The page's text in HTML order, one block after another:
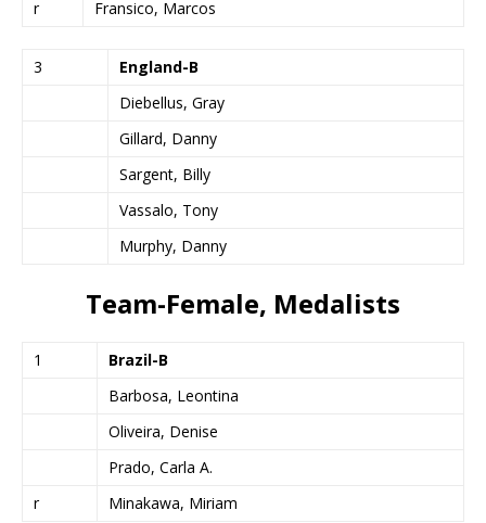
r Fransico, Marcos
3
England-B
Diebellus, Gray
Gillard, Danny
Sargent, Billy
Vassalo, Tony
Murphy, Danny
Team-Female, Medalists
1
Brazil-B
Barbosa, Leontina
Oliveira, Denise
Prado, Carla A.
r
Minakawa, Miriam